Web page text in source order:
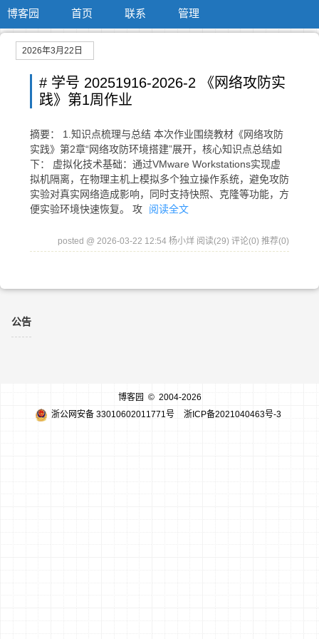
博客园 首页 联系 管理
2026年3月22日
# 学号 20251916-2026-2 《网络攻防实
践》第1周作业
摘要： 1.知识点梳理与总结 本次作业围绕教材《网络攻防
实践》第2章“网络攻防环境搭建”展开，核心知识点总结如
下： 虚拟化技术基础：通过VMware Workstations实现虚
拟机隔离，在物理主机上模拟多个独立操作系统，避免攻防
实验对真实网络造成影响，同时支持快照、克隆等功能，方
便实验环境快速恢复。 攻
阅读全文
posted @ 2026-03-22 12:54 杨小烊 阅读(29) 评论(0) 推荐(0)
公告
博客园 © 2004-2026
浙公网安备 33010602011771号
浙ICP备2021040463号-3